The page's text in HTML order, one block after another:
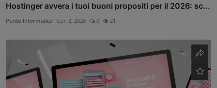
Hostinger avvera i tuoi buoni propositi per il 2026: sc...
Punto Informatico Gen 2, 2026 0 21